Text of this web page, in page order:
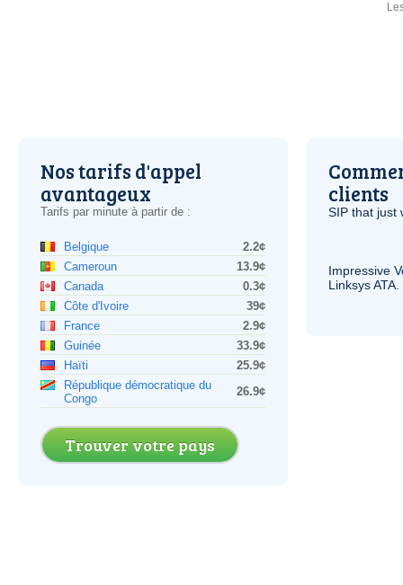
Nos tarifs d'appel
avantageux
Tarifs par minute à partir de :
Belgique
2.2¢
Cameroun
13.9¢
Canada
0.3¢
Côte d'Ivoire
39¢
France
2.9¢
Guinée
33.9¢
Haïti
25.9¢
République démocratique du
Congo
26.9¢
Trouver votre pays
clients
SIP that just
Impressive
LinksysATA